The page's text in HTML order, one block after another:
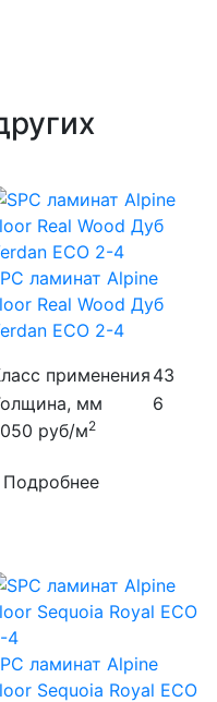
ламинат Alpine
Real Wood Дуб
ECO 2-4
применения 43
мм
6
руб/м2
Подробнее
ламинат Alpine
Sequoia Royal ECO